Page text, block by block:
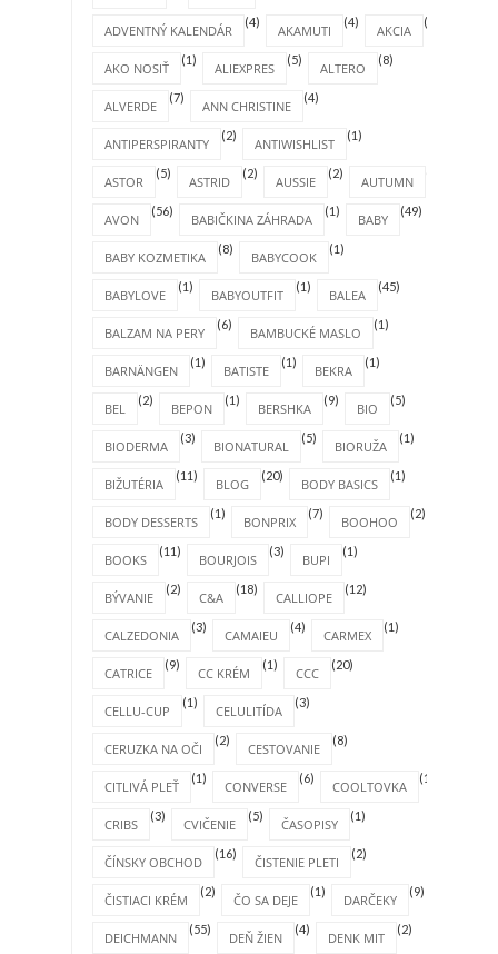
ADVENTNÝ KALENDÁR
(4)
AKAMUTI
(4)
AKCIA
(1)
AKO NOSIŤ
(1)
ALIEXPRES
(5)
ALTERO
(8)
ALVERDE
(7)
ANN CHRISTINE
(4)
ANTIPERSPIRANTY
(2)
ANTIWISHLIST
(1)
ASTOR
(5)
ASTRID
(2)
AUSSIE
(2)
AUTUMN
AVON
(56)
BABIČKINA ZÁHRADA
(1)
BABY
(49)
BABY KOZMETIKA
(8)
BABYCOOK
(1)
BABYLOVE
(1)
BABYOUTFIT
(1)
BALEA
(45)
BALZAM NA PERY
(6)
BAMBUCKÉ MASLO
(1)
BARNÄNGEN
(1)
BATISTE
(1)
BEKRA
(1)
BEL
(2)
BEPON
(1)
BERSHKA
(9)
BIO
(5)
BIODERMA
(3)
BIONATURAL
(5)
BIORUŽA
(1)
BIŽUTÉRIA
(11)
BLOG
(20)
BODY BASICS
(1)
BODY DESSERTS
(1)
BONPRIX
(7)
BOOHOO
(2)
BOOKS
(11)
BOURJOIS
(3)
BUPI
(1)
BÝVANIE
(2)
C&A
(18)
CALLIOPE
(12)
CALZEDONIA
(3)
CAMAIEU
(4)
CARMEX
(1)
CATRICE
(9)
CC KRÉM
(1)
CCC
(20)
CELLU-CUP
(1)
CELULITÍDA
(3)
CERUZKA NA OČI
(2)
CESTOVANIE
(8)
CITLIVÁ PLEŤ
(1)
CONVERSE
(6)
COOLTOVKA
(1)
CRIBS
(3)
CVIČENIE
(5)
ČASOPISY
(1)
ČÍNSKY OBCHOD
(16)
ČISTENIE PLETI
(2)
ČISTIACI KRÉM
(2)
ČO SA DEJE
(1)
DARČEKY
(9)
DEICHMANN
(55)
DEŇ ŽIEN
(4)
DENK MIT
(2)